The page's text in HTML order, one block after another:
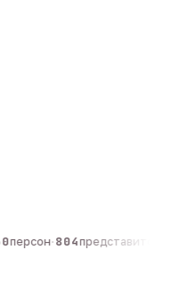
·804представителей